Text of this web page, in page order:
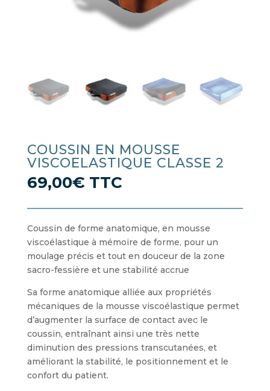
COUSSIN EN MOUSSE
VISCOELASTIQUE CLASSE 2
69,00€ TTC
Coussin de forme anatomique, en mousse
viscoélastique à mémoire de forme, pour un
moulage précis et tout en douceur de la zone
sacro-fessière et une stabilité accrue
Sa forme anatomique alliée aux propriétés
mécaniques de la mousse viscoélastique permet
d’augmenter la surface de contact avec le
coussin, entraînant ainsi une très nette
diminution des pressions transcutanées, et
améliorant la stabilité, le positionnement et le
confort du patient.